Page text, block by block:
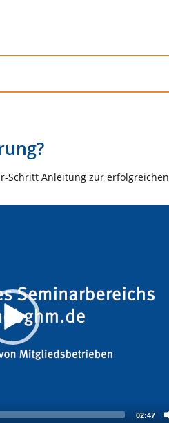
Schritt Anleitung zur erfolgreichen
02:47